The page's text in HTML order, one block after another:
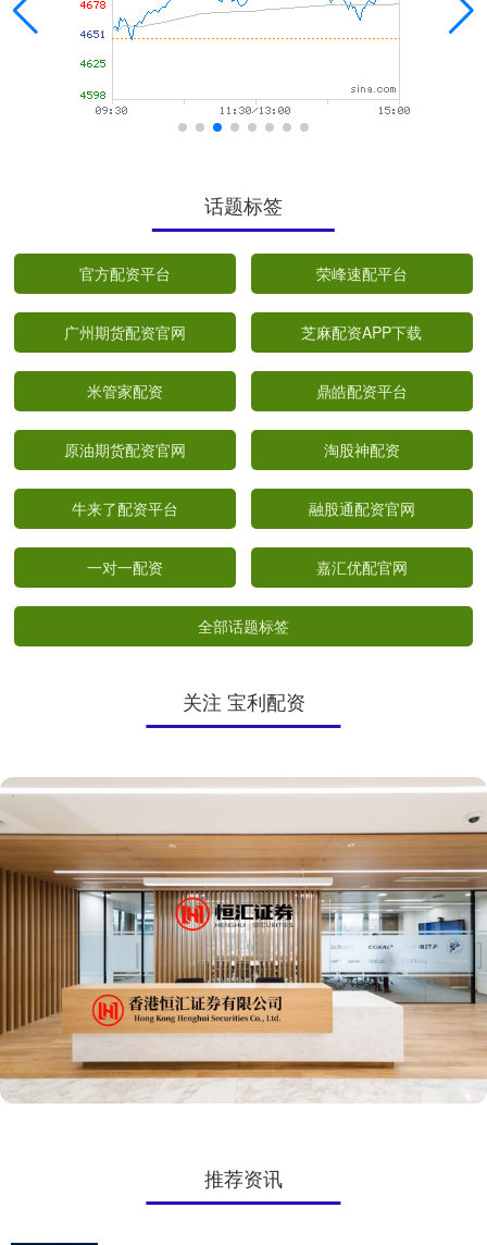
话题标签
官方配资平台 荣峰速配平台
广州期货配资官网 芝麻配资APP下载
米管家配资 鼎皓配资平台
原油期货配资官网 淘股神配资
牛来了配资平台 融股通配资官网
一对一配资 嘉汇优配官网
全部话题标签
关注 宝利配资
推荐资讯